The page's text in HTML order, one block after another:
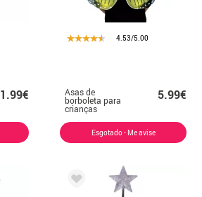
1.99€
4.53/5.00
Asas de
borboleta para
crianças
5.99€
Esgotado - Me avise